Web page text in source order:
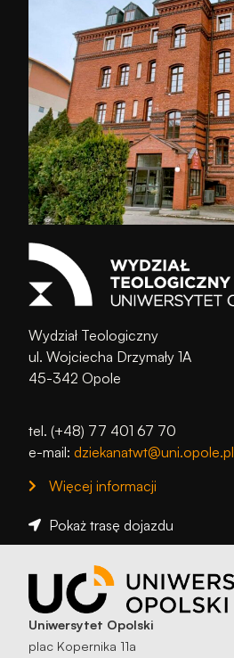
Wydział Teologiczny
ul. Wojciecha Drzymały 1A
45-342 Opole
tel. (+48) 77 401 67 70
e-mail: dziekanatwt@uni.opole.pl
Więcej informacji
Pokaż trasę dojazdu
Uniwersytet Opolski
plac Kopernika 11a